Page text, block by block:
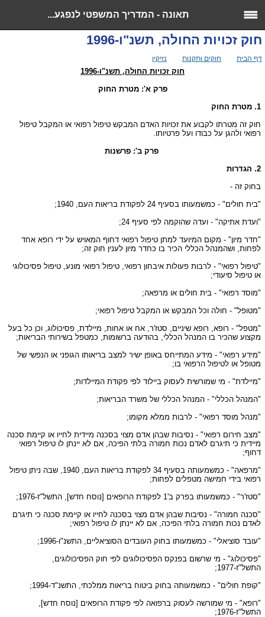
תאונה - המדריך המשפטי לנפגע...
חוק זכויות החולה, תשנ"ו-1996
דף הבית חוקים ותקנות נזיקין
חוק זכויות החולה, תשנ"ו-1996
פרק א': מטרת החוק
1. מטרת החוק
חוק זה מטרתו לקבוע את זכויות האדם המבקש טיפול רפואי או המקבל טיפול
רפואי ולהגן על כבודו ועל פרטיותו.
פרק ב': פרשנות
2. הגדרות
בחוק זה -
"בית חולים" - כמשמעותו בסעיף 24 לפקודת בריאות העם, 1940;
"ועדת אתיקה" - ועדה שהוקמה לפי סעיף 24;
"חדר מיון" - מקום המיועד למתן טיפול רפואי דחוף המאויש על ידי רופא אחד
לפחות, ושהמנהל הכללי הכיר בו כחדר מיון לענין חוק זה;
"טיפול רפואי" - לרבות פעולות איבחון רפואי, טיפול רפואי מונע, טיפול פסיכולוגי
או טיפול סיעודי;
"מוסד רפואי" - בית חולים או מרפאה;
"מטופל" - חולה וכל המבקש או המקבל טיפול רפואי;
"מטפל" - רופא, רופא שיניים, סטז'ר, אח או אחות, מיילדת, פסיכולוג, וכן כל בעל
מקצוע שהכיר בו המנהל הכללי, בהודעה ברשומות, כמטפל בשירותי הבריאות;
"מידע רפואי" - מידע המתייחס באופן ישיר למצב בריאותו הגופני או הנפשי של
מטופל או לטיפול הרפואי בו;
"מיילדת" - מי שמורשית לעסוק ביילוד לפי פקודת המיילדות;
"המנהל הכללי" - המנהל הכללי של משרד הבריאות;
"מנהל מוסד רפואי" - לרבות ממלא מקומו;
"מצב חירום רפואי" - נסיבות שבהן אדם מצוי בסכנה מיידית לחייו או קיימת סכנה
מיידית כי תיגרם לאדם נכות חמורה בלתי הפיכה, אם לא יינתן לו טיפול רפואי
דחוף;
"מרפאה" - כמשמעותה בסעיף 34 לפקודת בריאות העם, 1940, שבה ניתן טיפול
רפואי בידי חמישה מטפלים לפחות;
"סטז'ר" - כמשמעותו בפרק ב'1 לפקודת הרופאים [נוסח חדש], התשל"ז-1976;
"סכנה חמורה" - נסיבות שבהן אדם מצוי בסכנה לחייו או קיימת סכנה כי תיגרם
לאדם נכות חמורה בלתי הפיכה, אם לא יינתן לו טיפול רפואי;
"עובד סוציאלי" - כמשמעותו בחוק העובדים הסוציאליים, התשנ"ו-1996;
"פסיכולוג" - מי שרשום בפנקס הפסיכולוגים לפי חוק הפסיכולוגים,
התשל"ז-1977;
"קופת חולים" - כמשמעותה בחוק ביטוח בריאות ממלכתי, התשנ"ד-1994;
"רופא" - מי שמורשה לעסוק ברפואה לפי פקודת הרופאים [נוסח חדש],
התשל"ז-1976;